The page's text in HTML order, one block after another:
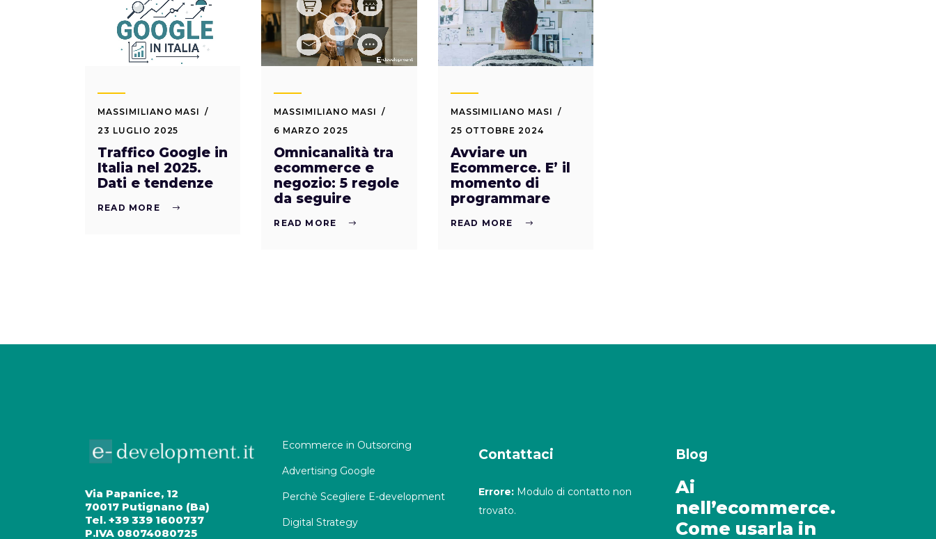
MASSIMILIANO MASI
23 LUGLIO 2025
Traffico Google in
Italia nel 2025.
Dati e tendenze
READ MORE
MASSIMILIANO MASI
6 MARZO 2025
Omnicanalità tra
ecommerce e
negozio: 5 regole
da seguire
READ MORE
MASSIMILIANO MASI
25 OTTOBRE 2024
Avviare un
Ecommerce. E’ il
momento di
programmare
READ MORE
Via Papanice, 12
70017 Putignano (Ba)
Tel. +39 339 1600737
P.IVA 08074080725
Ecommerce in Outsorcing
Advertising Google
Perchè Scegliere E-development
Digital Strategy
Contattaci
Errore: Modulo di contatto non
trovato.
Blog
Ai
nell’ecommerce.
Come usarla in